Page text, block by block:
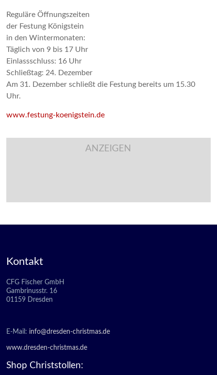
Reguläre Öffnungszeiten
der Festung Königstein
in den Wintermonaten:
Täglich von 9 bis 17 Uhr
Einlassschluss: 16 Uhr
Schließtag: 24. Dezember
Am 31. Dezember schließt die Festung bereits um 15.30
Uhr.
www.festung-koenigstein.de
ANZEIGEN
Kontakt
CFG Fischer GmbH
Gambrinusstr. 16
01159 Dresden
E-Mail: info@dresden-christmas.de
www.dresden-christmas.de
Shop Christstollen: